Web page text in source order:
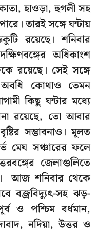
হাওড়া, হুগলী সহ
তারই সঙ্গে ঘন্টায়
রয়েছে। শনিবার
অধিকাংশ
রয়েছে। সেই সঙ্গে
কোথাও তেমন
কিছু ঘন্টার মধ্যে
রয়েছে, তো আবার
সম্ভাবনাও। মূলত
মেঘ সঞ্চারের ফলে
জেলাগুলিতে
আজ শনিবার থেকে
বজ্রবিদ্যুৎ-সহ ঝড়-
ও পশ্চিম বর্ধমান,
নদিয়া, উত্তর ও